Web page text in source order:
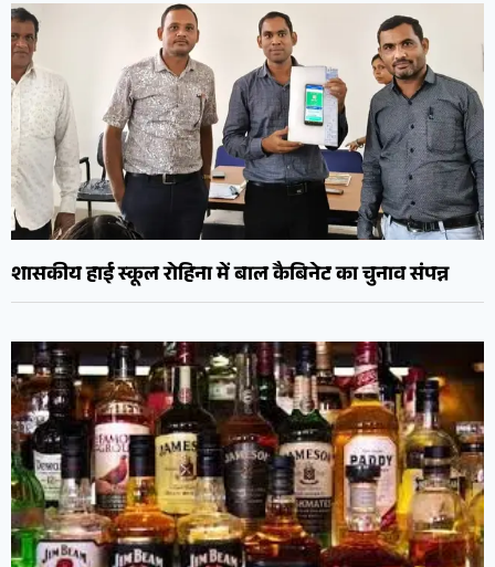
शासकीय हाई स्कूल रोहिना में बाल कैबिनेट का चुनाव संपन्न